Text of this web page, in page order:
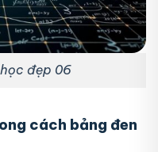
đẹp 06
cách bảng đen